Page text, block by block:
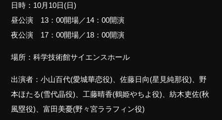
日時：10月10日(日)
昼公演 13：00開場／14：00開演
夜公演 17：00開場／18：00開演
場所：科学技術館サイエンスホール
出演者：小山百代(愛城華恋役)、佐藤日向(星見純那役)、野
本ほたる(雪代晶役)、工藤晴香(鶴姫やちよ役)、紡木吏佐(秋
風塁役)、富田美憂(野々宮ララフィン役)